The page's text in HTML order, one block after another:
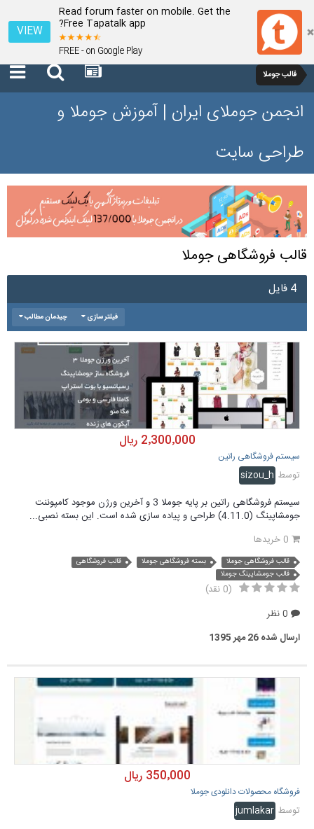
Read forum faster on mobile. Get the
Free Tapatalk app?
FREE - on Google Play
VIEW
قالب جوملا
انجمن جوملای ایران | آموزش جوملا و
طراحی سایت
قالب فروشگاهی جوملا
4 فایل
چیدمان مطالب فیلتر سازی
2٬300٬000 ریال
سیستم فروشگاهی راتین
توسط sizou_h
سیستم فروشگاهی راتین بر پایه جوملا 3 و آخرین ورژن موجود کامپوننت
جومشاپینگ (4.11.0) طراحی و پیاده سازی شده است. این بسته نصبی...
قالب فروشگاهی جوملا بسته فروشگاهی جوملا
قالب فروشگاهی
قالب جومشاپینگ جوملا
(0 نقد)
ارسال شده26 مهر 1395
350٬000 ریال
فروشگاه محصولات دانلودی جوملا
توسط jumlakar